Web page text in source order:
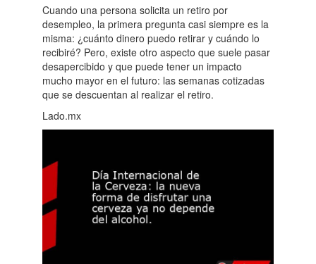
Cuando una persona solicita un retiro por
desempleo, la primera pregunta casi siempre es la
misma: ¿cuánto dinero puedo retirar y cuándo lo
recibiré? Pero, existe otro aspecto que suele pasar
desapercibido y que puede tener un impacto
mucho mayor en el futuro: las semanas cotizadas
que se descuentan al realizar el retiro.
Lado.mx